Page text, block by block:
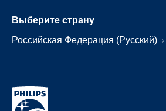
Выберите страну
Российская Федерация (Русский)